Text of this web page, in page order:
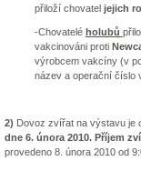
přiloží chovatel jejich
-Chovatelé holubů
vakcinováni proti
výrobcem vakcíny (v
název a operační číslo
2) Dovoz zvířat na výstavu je
dne 6. února 2010. Příjem
provedeno 8. února 2010 od